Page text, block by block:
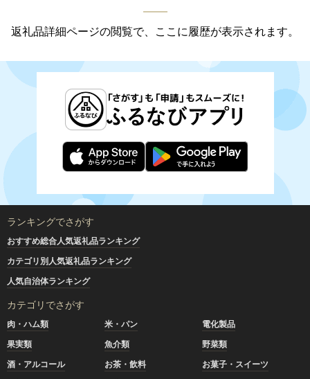
返礼品詳細ページの閲覧で、ここに履歴が表示されます。
ランキングでさがす
おすすめ総合人気返礼品ランキング
カテゴリ別人気返礼品ランキング
人気自治体ランキング
カテゴリでさがす
肉・ハム類 米・パン
電化製品
果実類
魚介類
野菜類
酒・アルコール
お茶・飲料
お菓子・スイーツ